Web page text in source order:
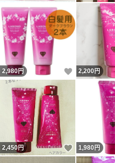
2,980円 いいね！
2,200 円
2,450円 いいね！
1,980 円